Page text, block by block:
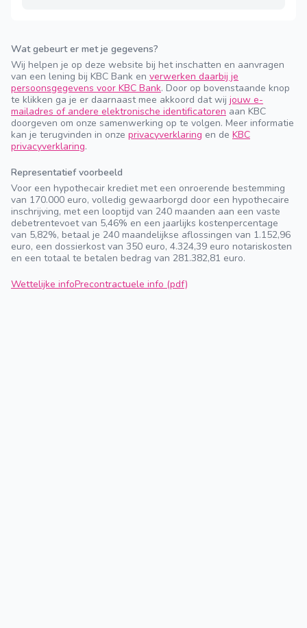
Wat gebeurt er met je gegevens?
Wij helpen je op deze website bij het inschatten en aanvragen
van een lening bij KBC Bank en verwerken daarbij je
persoonsgegevens voor KBC Bank. Door op bovenstaande knop
te klikken ga je er daarnaast mee akkoord dat wij jouw e-
mailadres of andere elektronische identificatoren aan KBC
doorgeven om onze samenwerking op te volgen. Meer informatie
kan je terugvinden in onze privacyverklaring en de KBC
privacyverklaring.
Representatief voorbeeld
Voor een hypothecair krediet met een onroerende bestemming
van 170.000 euro, volledig gewaarborgd door een hypothecaire
inschrijving, met een looptijd van 240 maanden aan een vaste
debetrentevoet van 5,46% en een jaarlijks kostenpercentage
van 5,82%, betaal je 240 maandelijkse aflossingen van 1.152,96
euro, een dossierkost van 350 euro, 4.324,39 euro notariskosten
en een totaal te betalen bedrag van 281.382,81 euro.
Wettelijke infoPrecontractuele info (pdf)